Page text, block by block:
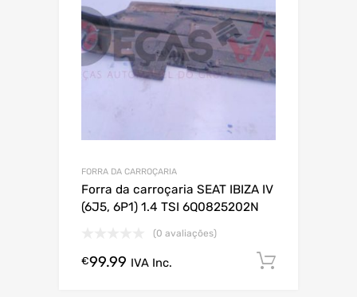
FORRA DA CARROÇARIA
Forra da carroçaria SEAT IBIZA IV
(6J5, 6P1) 1.4 TSI 6Q0825202N
(0 avaliações)
€99.99 IVA Inc.